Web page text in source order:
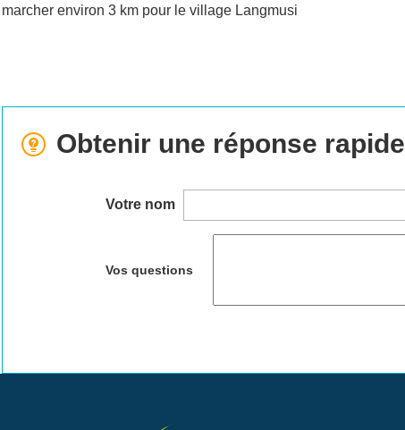
marcher environ 3 km pour le village Langmusi
Obtenir une réponse rapide
Votre nom
Vos questions